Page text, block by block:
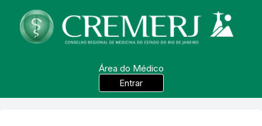
Área do Médico
Entrar